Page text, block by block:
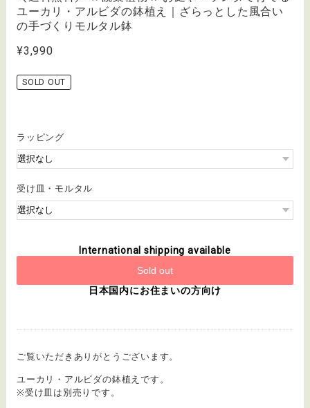
ユーカリ・アルビダの鉢植え｜ざらっとした風合い
の手づくりモルタル鉢
¥3,990
SOLD OUT
ラッピング
受け皿・モルタル
International shipping available
Sold out
日本国内にお住まいの方向け
ご覧いただきありがとうございます。
ユーカリ・アルビダの鉢植えです。
※受け皿は別売りです。